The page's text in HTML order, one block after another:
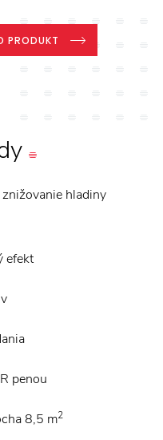
PRODUKT
hladiny
efekt
penou
8,5 m2